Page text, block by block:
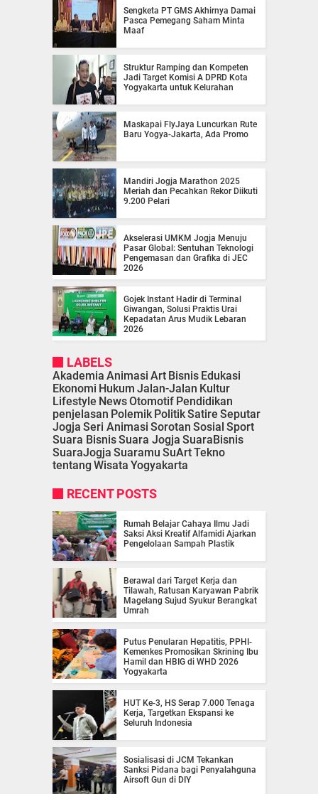
Sengketa PT GMS Akhirnya Damai
Pasca Pemegang Saham Minta
Maaf
Struktur Ramping dan Kompeten
Jadi Target Komisi A DPRD Kota
Yogyakarta untuk Kelurahan
Maskapai FlyJaya Luncurkan Rute
Baru Yogya-Jakarta, Ada Promo
Mandiri Jogja Marathon 2025
Meriah dan Pecahkan Rekor Diikuti
9.200 Pelari
Akselerasi UMKM Jogja Menuju
Pasar Global: Sentuhan Teknologi
Pengemasan dan Grafika di JEC
2026
Gojek Instant Hadir di Terminal
Giwangan, Solusi Praktis Urai
Kepadatan Arus Mudik Lebaran
2026
LABELS
Akademia Animasi Art Bisnis Edukasi
Ekonomi Hukum Jalan-Jalan Kultur
Lifestyle NewsOtomotif Pendidikan
penjelasan Polemik PolitikSatire Seputar
Jogja Seri Animasi Sorotan Sosial Sport
Suara BisnisSuara Jogja SuaraBisnis
SuaraJogja Suaramu SuArtTekno
tentang Wisata Yogyakarta
RECENT POSTS
Rumah Belajar Cahaya Ilmu Jadi
Saksi Aksi Kreatif Alfamidi Ajarkan
Pengelolaan Sampah Plastik
Berawal dari Target Kerja dan
Tilawah, Ratusan Karyawan Pabrik
Magelang Sujud Syukur Berangkat
Umrah
Putus Penularan Hepatitis, PPHI-
Kemenkes Promosikan Skrining Ibu
Hamil dan HBIG di WHD 2026
Yogyakarta
HUT Ke-3, HS Serap 7.000 Tenaga
Kerja, Targetkan Ekspansi ke
Seluruh Indonesia
Sosialisasi di JCM Tekankan
Sanksi Pidana bagi Penyalahguna
Airsoft Gun di DIY